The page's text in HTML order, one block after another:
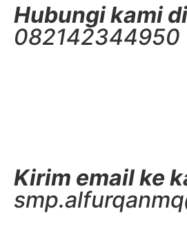
Hubungi kami
082142344950
Kirim email ke